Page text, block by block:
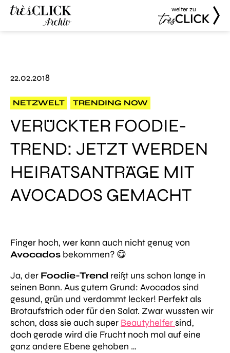
weiter zu
22.02.2018
NETZWELT TRENDING NOW
VERÜCKTER FOODIE-
TREND: JETZT WERDEN
HEIRATSANTRÄGE MIT
AVOCADOS GEMACHT
Finger hoch, wer kann auch nicht genug von
Avocados bekommen? 😋
Ja, der Foodie-Trend reißt uns schon lange in
seinen Bann. Aus gutem Grund: Avocados sind
gesund, grün und verdammt lecker! Perfekt als
Brotaufstrich oder für den Salat. Zwar wussten wir
schon, dass sie auch super Beautyhelfersind,
doch gerade wird die Frucht noch mal auf eine
ganz andere Ebene gehoben …